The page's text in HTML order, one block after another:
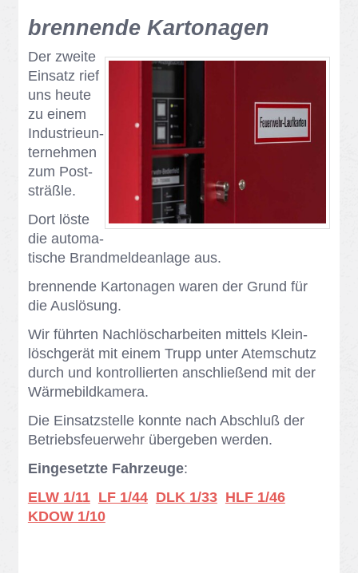
bren­nen­de Kar­to­na­gen
Der zwei­te
Ein­satz rief
uns heu­te
zu ei­nem
In­dus­trie­un­
ter­neh­men
zum Post­
sträß­le.
Dort lös­te
die au­to­ma­
ti­sche Brand­mel­de­an­la­ge aus.
bren­nen­de Kar­to­na­gen wa­ren der Grund für
die Aus­lö­sung.
Wir führ­ten Nach­lösch­ar­bei­ten mit­tels Klein­
lösch­ge­rät mit ei­nem Trupp un­ter Atem­schutz
durch und kon­trol­lier­ten an­schlie­ßend mit der
Wär­me­bild­ka­me­ra.
Die Ein­satz­stel­le konn­te nach Ab­schluß der
Be­triebs­feu­er­wehr über­ge­ben wer­den.
Eingesetzte Fahrzeuge:
ELW 1/11 LF 1/44 DLK 1/33 HLF 1/46
KDOW 1/10